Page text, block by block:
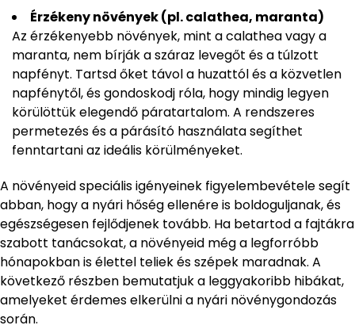
Érzékeny növények (pl. calathea, maranta)
Az érzékenyebb növények, mint a calathea vagy a
maranta, nem bírják a száraz levegőt és a túlzott
napfényt. Tartsd őket távol a huzattól és a közvetlen
napfénytől, és gondoskodj róla, hogy mindig legyen
körülöttük elegendő páratartalom. A rendszeres
permetezés és a párásító használata segíthet
fenntartani az ideális körülményeket.
A növényeid speciális igényeinek figyelembevétele segít
abban, hogy a nyári hőség ellenére is boldoguljanak, és
egészségesen fejlődjenek tovább. Ha betartod a fajtákra
szabott tanácsokat, a növényeid még a legforróbb
hónapokban is élettel teliek és szépek maradnak. A
következő részben bemutatjuk a leggyakoribb hibákat,
amelyeket érdemes elkerülni a nyári növénygondozás
során.